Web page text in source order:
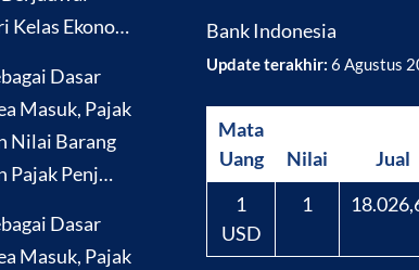
Kelas Ekono…
Dasar
Masuk, Pajak
Nilai Barang
Pajak Penj…
Dasar
Masuk, Pajak
Bank Indonesia
Update terakhir: 6 Agustus
Mata
Uang
Nilai Jual
1
USD
1